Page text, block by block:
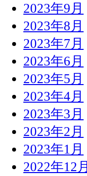
2023年9月
2023年8月
2023年7月
2023年6月
2023年5月
2023年4月
2023年3月
2023年2月
2023年1月
2022年12月